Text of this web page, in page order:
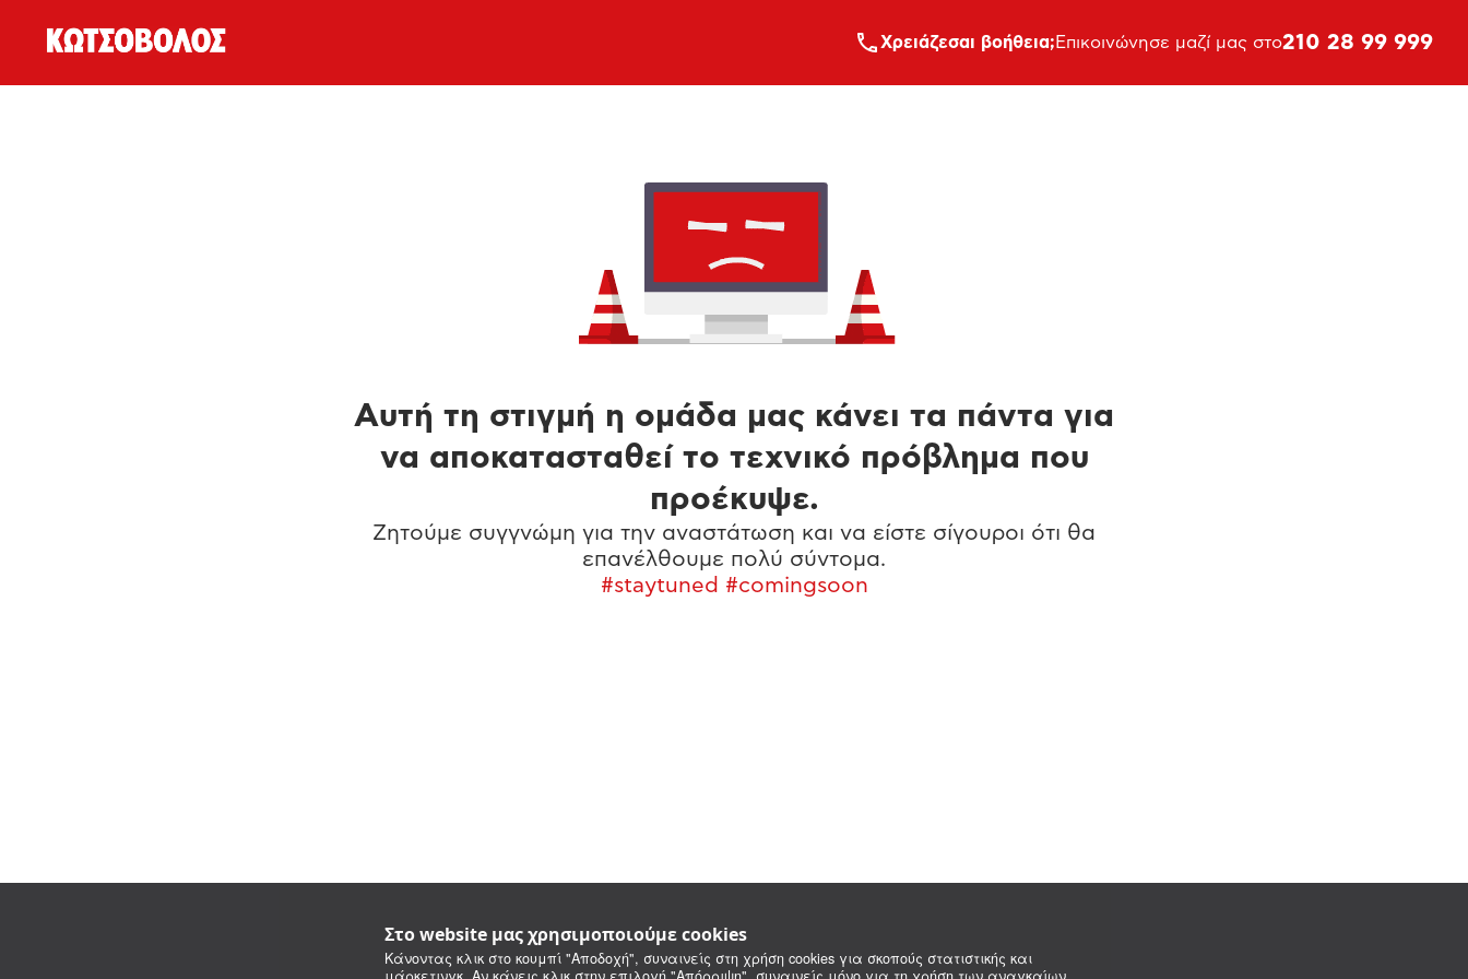
Στο website μας χρησιμοποιούμε cookies
Κάνοντας κλικ στο κουμπί "Αποδοχή", συναινείς στη χρήση cookies για σκοπούς στατιστικής και
Xρειάζεσαι βοήθεια; Επικοινώνησε μαζί μας στο210 28 99 999
Αυτή τη στιγμή η ομάδα μας κάνει τα πάντα για
να αποκατασταθεί το τεχνικό πρόβλημα που
προέκυψε.
Ζητούμε συγγνώμη για την αναστάτωση και να είστε σίγουροι ότι θα
επανέλθουμε πολύ σύντομα.
#staytuned #comingsoon